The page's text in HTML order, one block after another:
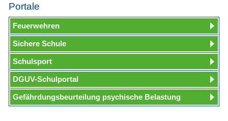
Portale
Feuerwehren
Sichere Schule
Schulsport
DGUV-Schulportal
Gefährdungsbeurteilung psychische Belastung